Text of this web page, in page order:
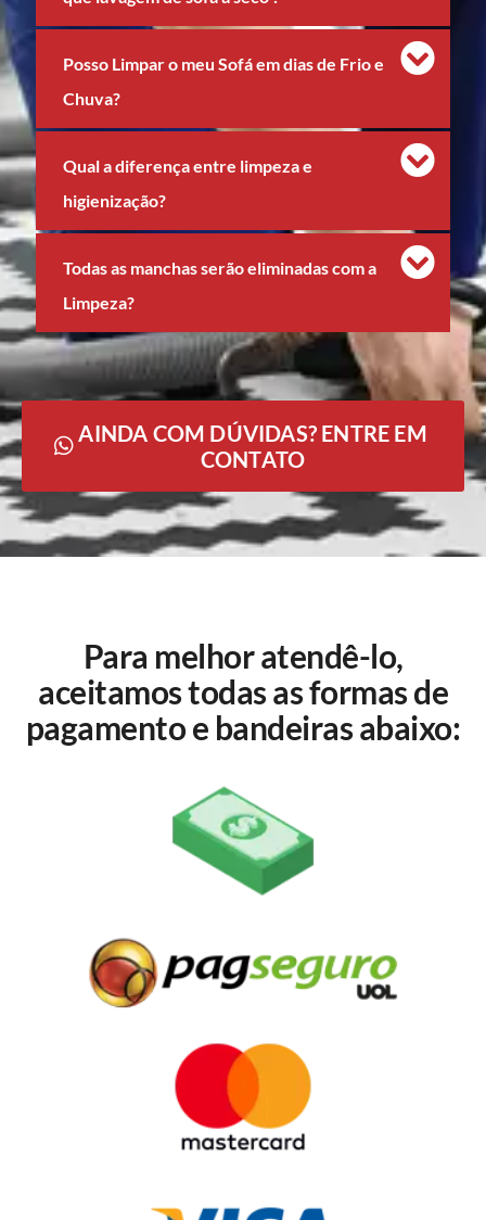
Posso Limpar o meu Sofá em dias de Frio e
Chuva?
Qual a diferença entre limpeza e
higienização?
Todas as manchas serão eliminadas com a
Limpeza?
AINDA COM DÚVIDAS? ENTRE EM
CONTATO
Para melhor atendê-lo,
aceitamos todas as formas de
pagamento e bandeiras abaixo: